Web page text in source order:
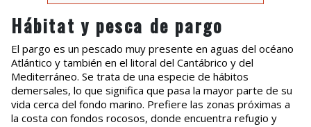
Hábitat y pesca de pargo
El pargo es un pescado muy presente en aguas del océano
Atlántico y también en el litoral del Cantábrico y del
Mediterráneo. Se trata de una especie de hábitos
demersales, lo que significa que pasa la mayor parte de su
vida cerca del fondo marino. Prefiere las zonas próximas a
la costa con fondos rocosos, donde encuentra refugio y